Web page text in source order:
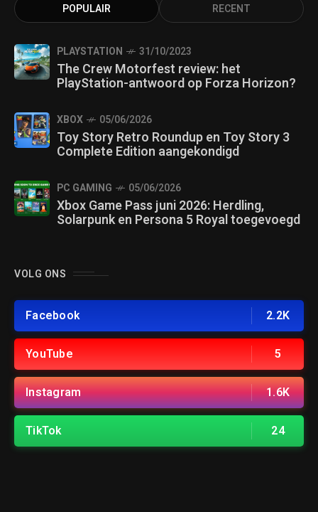
POPULAIR RECENT
PLAYSTATION 31/10/2023
The Crew Motorfest review: het
PlayStation-antwoord op Forza Horizon?
XBOX 05/06/2026
Toy Story Retro Roundup en Toy Story 3
Complete Edition aangekondigd
PC GAMING 05/06/2026
Xbox Game Pass juni 2026: Herdling,
Solarpunk en Persona 5 Royal toegevoegd
VOLG ONS
Facebook 2.2K
YouTube 5
Instagram 1.6K
TikTok 24